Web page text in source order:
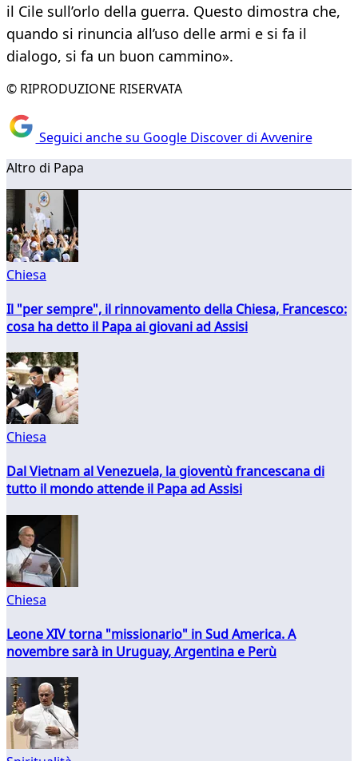
il Cile sull’orlo della guerra. Questo dimostra che,
quando si rinuncia all’uso delle armi e si fa il
dialogo, si fa un buon cammino».
© RIPRODUZIONE RISERVATA
Seguici anche su Google Discover di Avvenire
Altro di Papa
Chiesa
Il "per sempre", il rinnovamento della Chiesa, Francesco:
cosa ha detto il Papa ai giovani ad Assisi
Chiesa
Dal Vietnam al Venezuela, la gioventù francescana di
tutto il mondo attende il Papa ad Assisi
Chiesa
Leone XIV torna "missionario" in Sud America. A
novembre sarà in Uruguay, Argentina e Perù